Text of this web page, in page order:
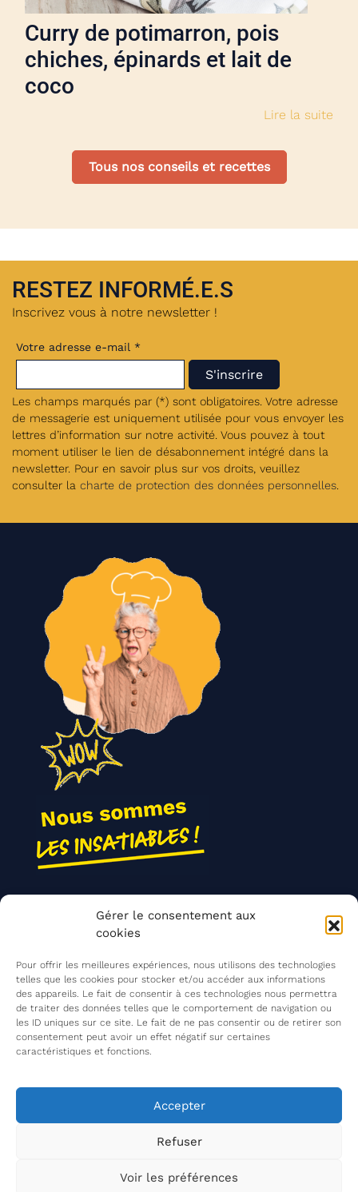
Gérer le consentement aux
cookies
Pour offrir les meilleures expériences, nous utilisons des technologies
telles que les cookies pour stocker et/ou accéder aux informations
des appareils. Le fait de consentir à ces technologies nous permettra
de traiter des données telles que le comportement de navigation ou
les ID uniques sur ce site. Le fait de ne pas consentir ou de retirer son
consentement peut avoir un effet négatif sur certaines
caractéristiques et fonctions.
Accepter
Refuser
Voir les préférences
Curry de potimarron, pois
chiches, épinards et lait de
coco
Lire la suite
Tous nos conseils et recettes
RESTEZ INFORMÉ.E.S
Inscrivez vous à notre newsletter !
Votre adresse e-mail *
Les champs marqués par (*) sont obligatoires. Votre adresse
de messagerie est uniquement utilisée pour vous envoyer les
lettres d’information sur notre activité. Vous pouvez à tout
moment utiliser le lien de désabonnement intégré dans la
newsletter. Pour en savoir plus sur vos droits, veuillez
consulter la charte de protection des données personnelles
Agir ensemble
Mentions légales
Politique de confidentialité
Les Insatiables, une association du